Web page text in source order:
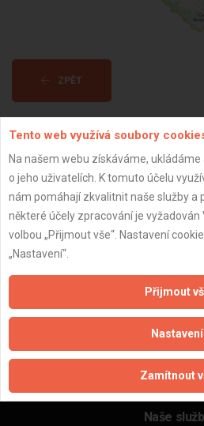
ZPĚT
Aktualizováno z portálu ARES dne
Důležité
Zásady pro používání
Obchodní podmínky
Obchodní podmínky
Reference
Naše excelové
Naše
Tento web využívá soubory
Na našem webu získáváme,
o jeho uživatelích. K tomuto účelu
nám pomáhají zkvalitnit naše služby a
některé účely zpracování je
volbou „Přijmout vše“. Nastavení
„Nastavení“.
Přijmout
Nastavení
Zamítnout